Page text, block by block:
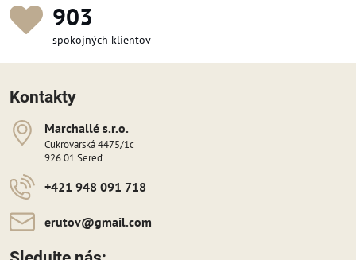
1 071
spokojných klientov
Kontakty
Marchallé s​​.r​​.o​​.
Cukrovarská 4475/1c
926 01 Sereď
+421 948 091 718
erutov​@gmail​.com